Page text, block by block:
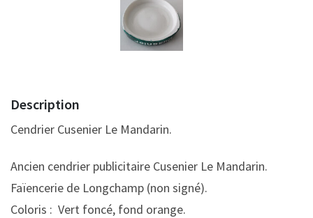
Description
Cendrier Cusenier Le Mandarin.
Ancien cendrier publicitaire Cusenier Le Mandarin.
Faïencerie de Longchamp (non signé).
Coloris : Vert foncé, fond orange.